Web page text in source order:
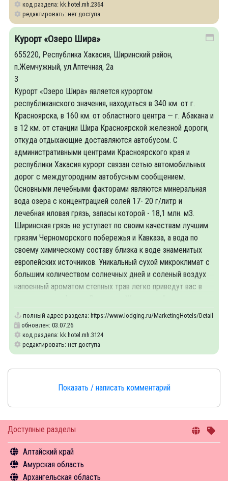
Доступные разделы
Алтайский край
Общая информация
Объекты туристского притяжения
Амурская область
Общая информация
Архангельская область
код раздела: kk.hotel.mh.2364
редактировать: нет доступа
Курорт «Озеро Шира»
655220, Республика Хакасия, Ширинский район,
п.Жемчужный, ул.Аптечная, 2а
3
Курорт «Озеро Шира» является курортом
республиканского значения, находиться в 340 км. от г.
Красноярска, в 160 км. от областного центра — г. Абакана и
в 12 км. от станции Шира Красноярской железной дороги,
откуда отдыхающие доставляются автобусом. С
административными центрами Красноярского края и
республики Хакасия курорт связан сетью автомобильных
дорог с междугородним автобусным сообщением.
Основными лечебными факторами являются минеральная
вода озера с концентрацией солей 17- 20 г/литр и
лечебная иловая грязь, запасы которой - 18,1 млн. м3.
Ширинская грязь не уступает по своим качествам лучшим
грязям Черноморского побережья и Кавказа, а вода по
своему химическому составу близка к воде знаменитых
европейских источников. Уникальный сухой микроклимат с
большим количеством солнечных дней и соленый воздух
напоенный ароматом степных трав легко приведут вас в
полный адрес раздела: https://www.lodging.ru/MarketingHotels/Details/
обновлен: 03.07.26
код раздела: kk.hotel.mh.3124
редактировать: нет доступа
Показать / написать комментарий